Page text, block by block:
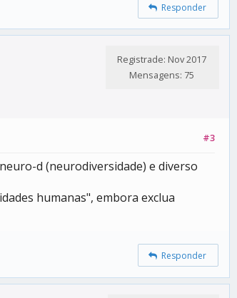
Responder
Registrade: Nov 2017
Mensagens: 75
#3
d (neurodiversidade) e diverso
humanas", embora exclua
Responder